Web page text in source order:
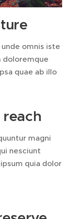
omnis iste
doloremque
quae ab illo
magni
nesciunt
quia dolor